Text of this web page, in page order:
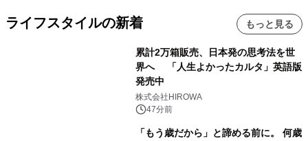
ライフスタイルの新着 もっと見る
累計2万箱販売、日本発の思考法を世
界へ 「人生よかったカルタ」英語版
発売中
株式会社HIROWA
47分前
「もう歳だから」と諦める前に。 何歳